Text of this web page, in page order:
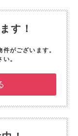
す！
がございます。
。